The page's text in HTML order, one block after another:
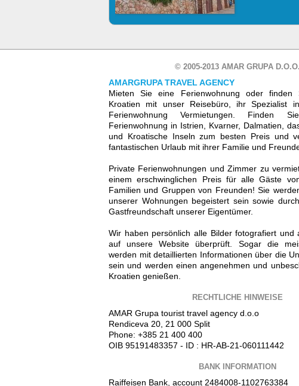
© 2005-2013 AMAR GRUPA D.O.O.
AMARGRUPA TRAVEL AGENCY
Mieten Sie eine Ferienwohnung oder
Kroatien mit unser Reisebüro, ihr Spezialist
Ferienwohnung Vermietungen. Finden
Ferienwohnung in Istrien, Kvarner, Dalmatien,
und Kroatische Inseln zum besten Preis und
fantastischen Urlaub mit ihrer Familie und
Private Ferienwohnungen und Zimmer zu
einem erschwinglichen Preis für alle Gäste
Familien und Gruppen von Freunden! Sie
unserer Wohnungen begeistert sein sowie
Gastfreundschaft unserer Eigentümer.
Wir haben persönlich alle Bilder fotografiert und
auf unsere Website überprüft. Sogar die
werden mit detaillierten Informationen über die
sein und werden einen angenehmen und
Kroatien genießen.
RECHTLICHE HINWEISE
AMAR Grupa tourist travel agency d.o.o
Rendiceva 20, 21 000 Split
Phone: +385 21 400 400
OIB 95191483357 - ID : HR-AB-21-060111442
BANK INFORMATION
Raiffeisen Bank, account 2484008-1102763384